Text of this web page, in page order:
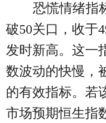
恐慌情绪指
破50关口，收于
发时新高。这一
数波动的快慢，
的有效指标。若
市场预期恒生指